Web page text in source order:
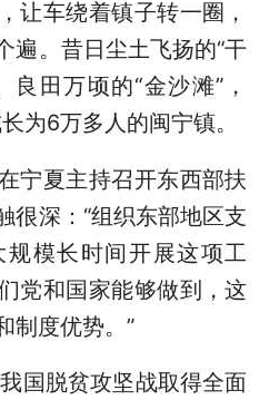
让车绕着镇子转一圈，
遍。昔日尘土飞扬的“干
田万顷的“金沙滩”，
为6万多人的闽宁镇。
宁夏主持召开东西部扶
很深：“组织东部地区支
模长时间开展这项工
党和国家能够做到，这
制度优势。”
国脱贫攻坚战取得全面